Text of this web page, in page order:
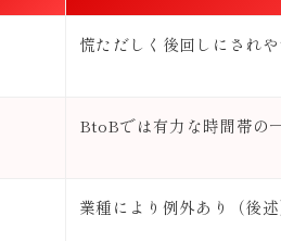
慌ただしく後回しにされや
BtoBでは有力な時間帯の
業種により例外あり（後述